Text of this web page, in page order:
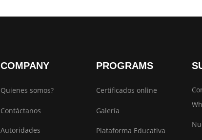
COMPANY
Quienes somos?
Contáctanos
Autoridades
PROGRAMS
Certificados online
Galería
Plataforma Educativa